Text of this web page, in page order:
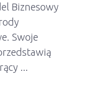
Biznesowy
Swoje